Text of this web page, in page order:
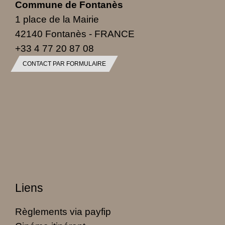
Commune de Fontanès
1 place de la Mairie
42140 Fontanès - FRANCE
+33 4 77 20 87 08
CONTACT PAR FORMULAIRE
Liens
Règlements via payfip